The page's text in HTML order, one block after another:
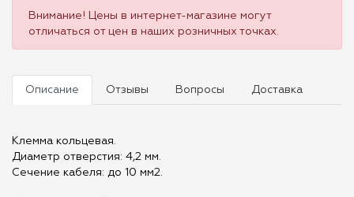
Внимание! Цены в интернет-магазине могут
отличаться от цен в наших розничных точках.
Описание Отзывы Вопросы Доставка
Клемма кольцевая.
Диаметр отверстия: 4,2 мм.
Сечение кабеля: до 10 мм2.